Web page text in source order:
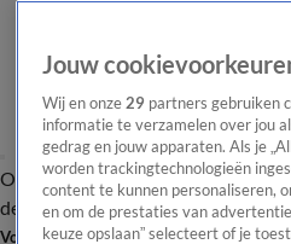
OverzichtAfleveringen Entertainment
de redactieNieuwsbrief
Volg Shownieuws
Jouw
Wij en onze 29 partners gebruiken
informatie te verzamelen over jou
gedrag en jouw apparaten. Als je
worden trackingtechnologieën
content te kunnen personaliseren,
en om de prestaties van
keuze opslaan” selecteert of je